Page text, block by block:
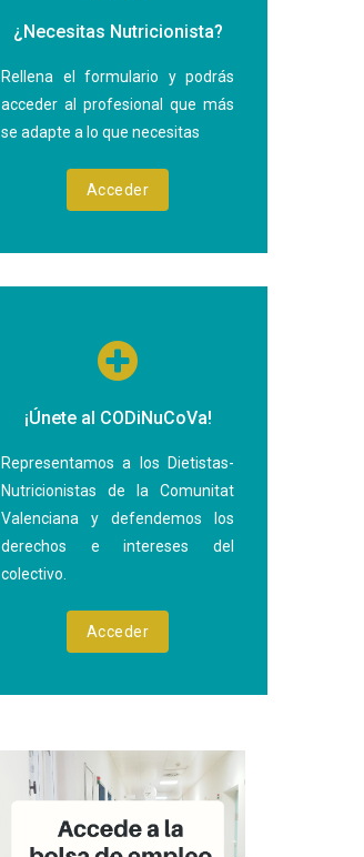
¿Necesitas Nutricionista?
Rellena el formulario y podrás
acceder al profesional que más
se adapte a lo que necesitas
Acceder
¡Únete al CODiNuCoVa!
Representamos a los Dietistas-
Nutricionistas de la Comunitat
Valenciana y defendemos los
derechos e intereses del
colectivo.
Acceder